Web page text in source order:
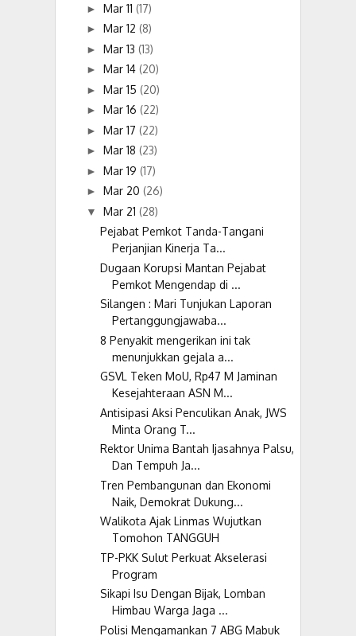
► Mar 11 (17)
► Mar 12 (8)
► Mar 13 (13)
► Mar 14 (20)
► Mar 15 (20)
► Mar 16 (22)
► Mar 17 (22)
► Mar 18 (23)
► Mar 19 (17)
► Mar 20 (26)
▼ Mar 21 (28)
Pejabat Pemkot Tanda-Tangani
Perjanjian Kinerja Ta...
Dugaan Korupsi Mantan Pejabat
Pemkot Mengendap di ...
Silangen : Mari Tunjukan Laporan
Pertanggungjawaba...
8 Penyakit mengerikan ini tak
menunjukkan gejala a...
GSVL Teken MoU, Rp47 M Jaminan
Kesejahteraan ASN M...
Antisipasi Aksi Penculikan Anak, JWS
Minta Orang T...
Rektor Unima Bantah Ijasahnya Palsu,
Dan Tempuh Ja...
Tren Pembangunan dan Ekonomi
Naik, Demokrat Dukung...
Walikota Ajak Linmas Wujutkan
Tomohon TANGGUH
TP-PKK Sulut Perkuat Akselerasi
Program
Sikapi Isu Dengan Bijak, Lomban
Himbau Warga Jaga ...
Polisi Mengamankan 7 ABG Mabuk